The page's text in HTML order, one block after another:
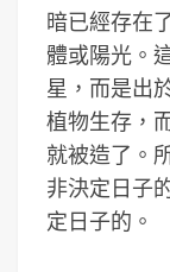
暗已經存在
體或陽光。
星，而是出
植物生存，
就被造了。
非決定日子
定日子的。